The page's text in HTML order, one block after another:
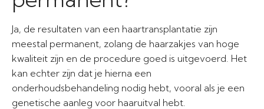
Ja, de resultaten van een haartransplantatie zijn
meestal permanent, zolang de haarzakjes van hoge
kwaliteit zijn en de procedure goed is uitgevoerd. Het
kan echter zijn dat je hierna een
onderhoudsbehandeling nodig hebt, vooral als je een
genetische aanleg voor haaruitval hebt.